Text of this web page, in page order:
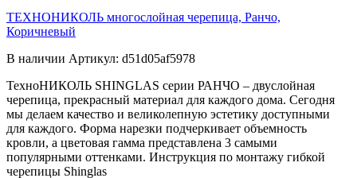
ТЕХНОНИКОЛЬ многослойная черепица, Ранчо,
Коричневый
В наличии Артикул: d51d05af5978
ТехноНИКОЛЬ SHINGLAS серии РАНЧО – двуслойная
черепица, прекрасный материал для каждого дома. Сегодня
мы делаем качество и великолепную эстетику доступными
для каждого. Форма нарезки подчеркивает объемность
кровли, а цветовая гамма представлена 3 самыми
популярными оттенками. Инструкция по монтажу гибкой
черепицы Shinglas